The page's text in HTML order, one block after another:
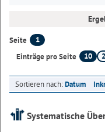
Seite
1
Einträge pro Seite
10
Sortieren nach:Datum
Systematische